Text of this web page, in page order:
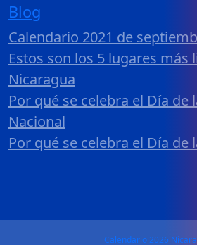
Blog
Calendario 2021 de
Estos son los 5 lugares más
Nicaragua
Por qué se celebra el Día de
Nacional
Por qué se celebra el Día de
Calendario 2026